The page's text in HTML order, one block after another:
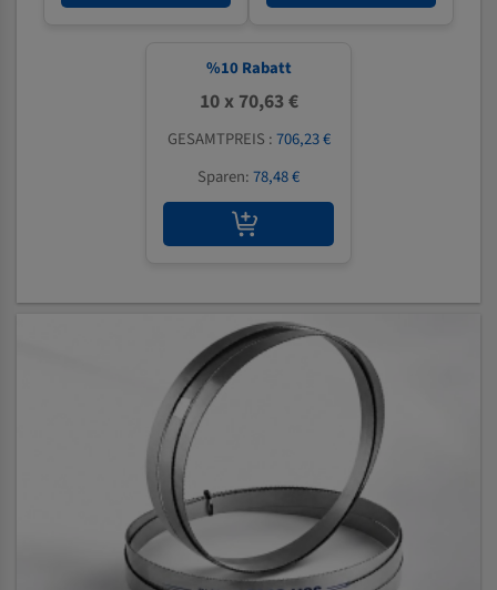
%10 Rabatt
10 x 70,63 €
GESAMTPREIS :706,23 €
Sparen:78,48 €